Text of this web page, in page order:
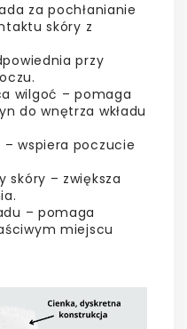
za pochłanianie
skóry z
przy
wilgoć – pomaga
do wnętrza wkładu
wspiera poczucie
skóry – zwiększa
– pomaga
miejscu